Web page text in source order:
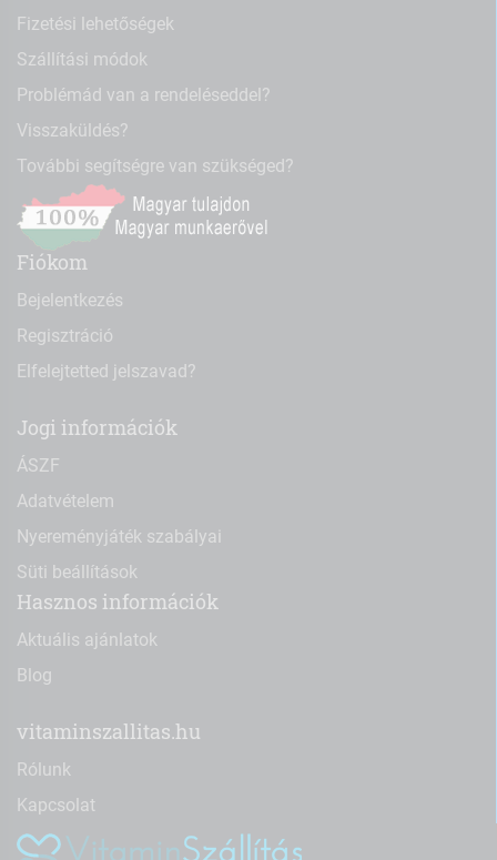
Fizetési lehetőségek
Szállítási módok
Problémád van a rendeléseddel?
Visszaküldés?
További segítségre van szükséged?
Fiókom
Bejelentkezés
Regisztráció
Elfelejtetted jelszavad?
Jogi információk
ÁSZF
Adatvételem
Nyereményjáték szabályai
Süti beállítások
Hasznos információk
Aktuális ajánlatok
Blog
vitaminszallitas.hu
Rólunk
Kapcsolat